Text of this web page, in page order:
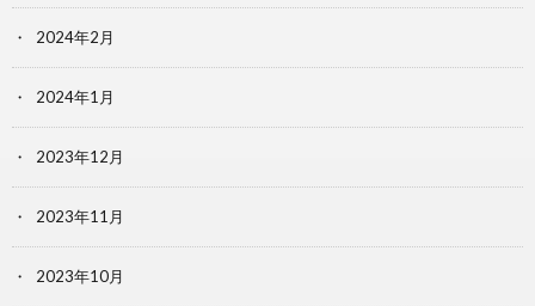
2024年2月
2024年1月
2023年12月
2023年11月
2023年10月